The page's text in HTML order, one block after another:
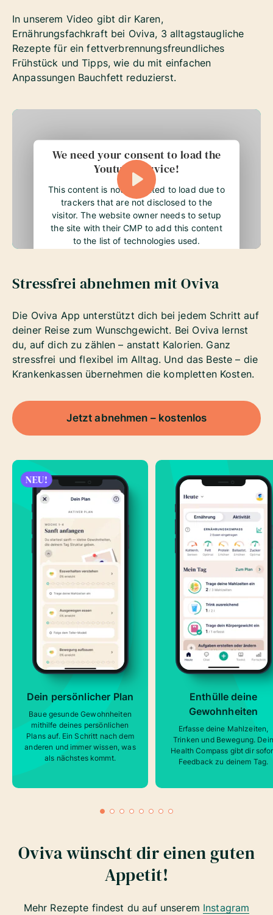
In unserem Video gibt dir Karen,
Ernährungsfachkraft bei Oviva, 3 alltagstaugliche
Rezepte für ein fettverbrennungsfreundliches
Frühstück und Tipps, wie du mit einfachen
Anpassungen Bauchfett reduzierst.
We need your consent to load the
Youtube service!
This content is not permitted to load due to
trackers that are not disclosed to the
visitor. The website owner needs to setup
the site with their CMP to add this content
to the list of technologies used.
Stressfrei abnehmen mit Oviva
Die Oviva App unterstützt dich bei jedem Schritt auf
deiner Reise zum Wunschgewicht. Bei Oviva lernst
du, auf dich zu zählen – anstatt Kalorien. Ganz
stressfrei und flexibel im Alltag. Und das Beste – die
Krankenkassen übernehmen die kompletten Kosten.
Jetzt abnehmen – kostenlos
NEU!
Dein persönlicher Plan
Baue gesunde Gewohnheiten
mithilfe deines persönlichen
Plans auf. Ein Schritt nach dem
anderen und immer wissen, was
als nächstes kommt.
Enthülle deine
Gewohnheiten
Erfasse deine Mahlzeiten,
Trinken und Bewegung. Dein
Health Compass gibt dir
Feedback zu deinem Tag.
Oviva wünscht dir einen guten
Appetit!
Mehr Rezepte findest du auf unserem Instagram